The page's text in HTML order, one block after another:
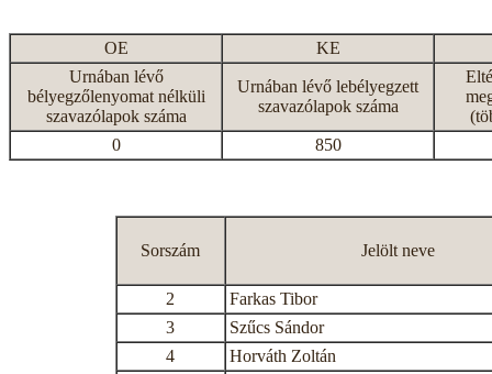
OE
KE
Urnában lévő
bélyegzőlenyomat nélküli
szavazólapok száma
Urnában lévő lebélyegzett
szavazólapok száma
0
850
Sorszám Jelölt neve
2
Farkas Tibor
3
Szűcs Sándor
4
Horváth Zoltán